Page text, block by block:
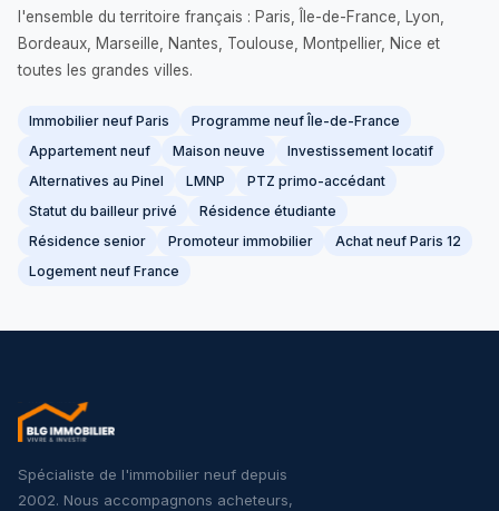
l'ensemble du territoire français : Paris, Île-de-France, Lyon,
Bordeaux, Marseille, Nantes, Toulouse, Montpellier, Nice et
toutes les grandes villes.
Immobilier neuf Paris
Programme neuf Île-de-France
Appartement neuf
Maison neuve
Investissement locatif
Alternatives au Pinel
LMNP
PTZ primo-accédant
Statut du bailleur privé
Résidence étudiante
Résidence senior
Promoteur immobilier
Achat neuf Paris 12
Logement neuf France
Spécialiste de l'immobilier neuf depuis
2002. Nous accompagnons acheteurs,